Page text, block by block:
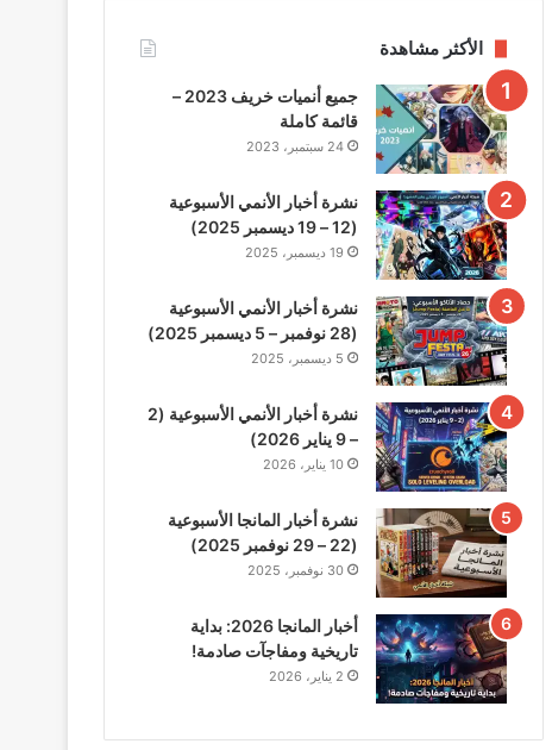
الأكثر مشاهدة
جميع أنميات خريف 2023 –
قائمة كاملة
24 سبتمبر، 2023
نشرة أخبار الأنمي الأسبوعية
(12 – 19 ديسمبر 2025)
19 ديسمبر، 2025
نشرة أخبار الأنمي الأسبوعية
(28 نوفمبر – 5 ديسمبر 2025)
5 ديسمبر، 2025
نشرة أخبار الأنمي الأسبوعية (2
– 9 يناير 2026)
10 يناير، 2026
نشرة أخبار المانجا الأسبوعية
(22 – 29 نوفمبر 2025)
30 نوفمبر، 2025
أخبار المانجا 2026: بداية
تاريخية ومفاجآت صادمة!
2 يناير، 2026